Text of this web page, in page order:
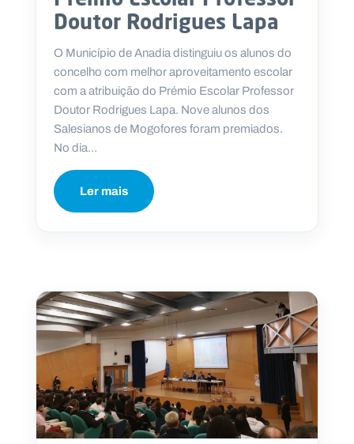
Doutor Rodrigues Lapa
O Município de Anadia distinguiu os alunos do
concelho com melhor aproveitamento escolar
com a atribuição do Prémio Escolar Professor
Doutor Rodrigues Lapa. Nove alunos dos
Salesianos de Mogofores foram premiados.
No dia...
Ler mais